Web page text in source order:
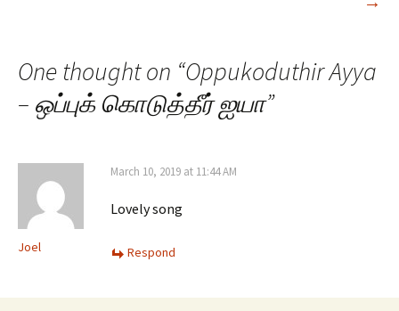
One thought on “Oppukoduthir Ayya
– ஒப்புக் கொடுத்தீர் ஐயா”
Joel
March 10, 2019 at 11:44 AM
Lovely song
Respond